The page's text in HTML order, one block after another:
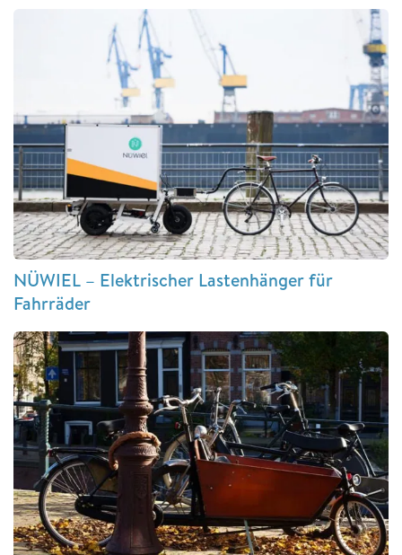
NÜWIEL – Elektrischer Lastenhänger für
Fahrräder